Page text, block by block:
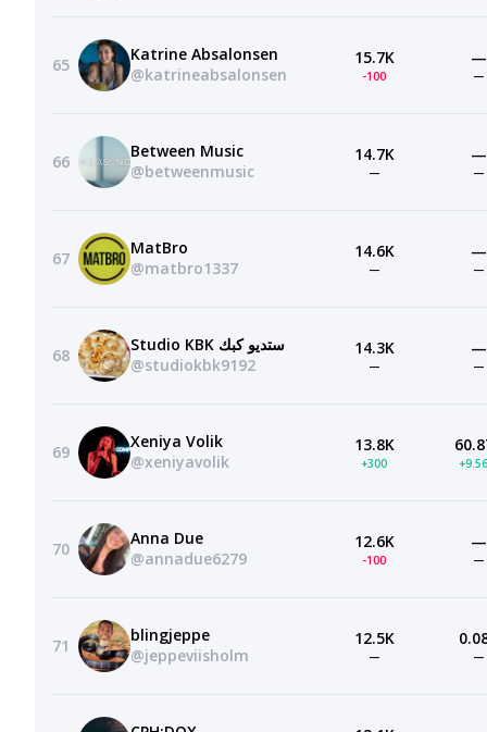
65
Katrine Absalonsen
@katrineabsalonsen
15.7K
-100
—
—
66
Between Music
@betweenmusic
14.7K
—
—
—
67
MatBro
@matbro1337
14.6K
—
—
—
68
Studio KBK ستديو كبك
@studiokbk9192
14.3K
—
—
—
69
Xeniya Volik
@xeniyavolik
13.8K
+300
70
Anna Due
@annadue6279
12.6K
-100
—
—
71
blingjeppe
@jeppeviisholm
12.5K
— —